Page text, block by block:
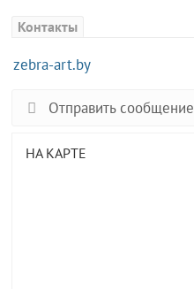
Контакты
zebra-art.by
Отправить сообщение
НА КАРТЕ